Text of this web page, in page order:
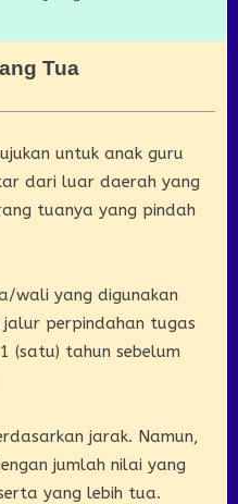
Tua
untuk anak guru
dari luar daerah yang
tuanya yang pindah
wali yang digunakan
perpindahan tugas
(satu) tahun sebelum
jarak. Namun,
jumlah nilai yang
yang lebih tua.